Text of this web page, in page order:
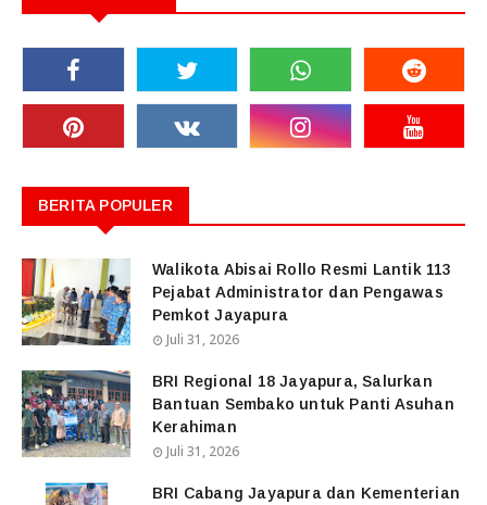
BERITA POPULER
Walikota Abisai Rollo Resmi Lantik 113
Pejabat Administrator dan Pengawas
Pemkot Jayapura
Juli 31, 2026
BRI Regional 18 Jayapura, Salurkan
Bantuan Sembako untuk Panti Asuhan
Kerahiman
Juli 31, 2026
BRI Cabang Jayapura dan Kementerian